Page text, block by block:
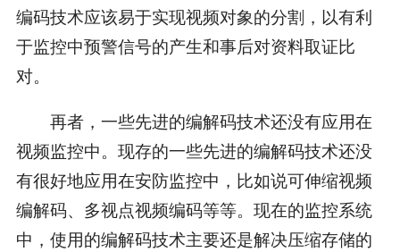
编码技术应该易于实现视频对象的分割，以有利
于监控中预警信号的产生和事后对资料取证比
对。
再者，一些先进的编解码技术还没有应用在
视频监控中。现存的一些先进的编解码技术还没
有很好地应用在安防监控中，比如说可伸缩视频
编解码、多视点视频编码等等。现在的监控系统
中，使用的编解码技术主要还是解决压缩存储的